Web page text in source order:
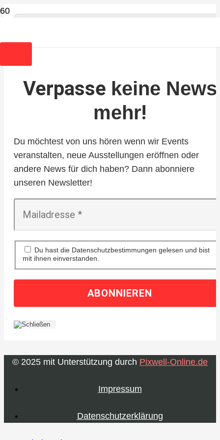
Verpasse keine News
mehr!
Du möchtest von uns hören wenn wir Events
veranstalten, neue Ausstellungen eröffnen oder
andere News für dich haben? Dann abonniere
unseren Newsletter!
Du hast die Datenschutzbestimmungen gelesen und bist
mit ihnen einverstanden.
© 2025 mit Unterstützung durch Pixwell-Online.de
Impressum
Datenschutzerklärung